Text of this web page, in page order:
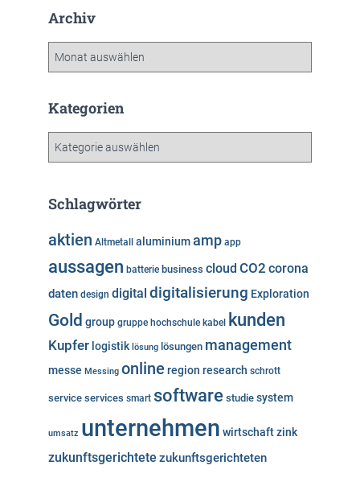
Archiv
h
Kategorien
g
r
i
n
Schlagwörter
aktien Altmetall aluminiumamp app
aussagen batterie business cloud CO2 corona
daten design digital digitalisierung Exploration
Gold group gruppe hochschule kabel kunden
Kupfer logistik lösung lösungen management
messe Messing online region research schrott
service services smart software studie system
umsatz unternehmen wirtschaftzink
zukunftsgerichtete zukunftsgerichteten